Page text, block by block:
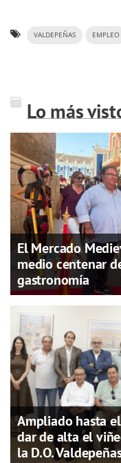
VALDEPEÑAS EMPLEO
Lo más
El Mercado
medio centenar
gastronomía
Ampliado hasta
dar de alta el
la D.O.